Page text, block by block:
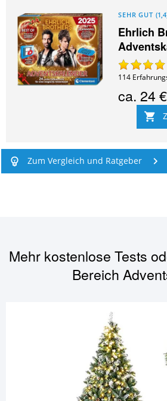
SEHR GUT (1,4
Ehrlich
114
ca. 24 €
Zum Vergleich und Ratgeber
Mehr kostenlose Tests
Bereich